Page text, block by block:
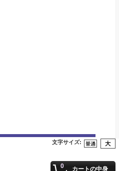
文字サイズ:
0 カートの中身